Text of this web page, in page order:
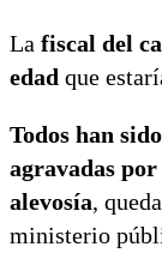
La fiscal del
edad que
Todos han
agravadas
alevosía,
ministerio